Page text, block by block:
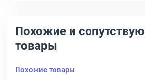
Похожие и
товары
Похожие товары